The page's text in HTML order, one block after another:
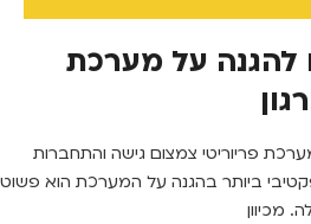
להגנה על מערכת
פריוריטי צמצום גישה והתחברות
ביותר בהגנה על המערכת הוא פשוט
מכיוון